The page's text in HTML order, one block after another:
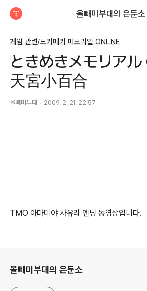
올빼미부대의 은둔소
게임 관련/도키메키 메모리얼 ONLINE
ときめきメモリアル
天宮小百合
올빼미부대 2009. 2. 21. 22:57
TMO 아마미야 사유리 엔딩 동영상입니다.
올빼미부대의 은둔소